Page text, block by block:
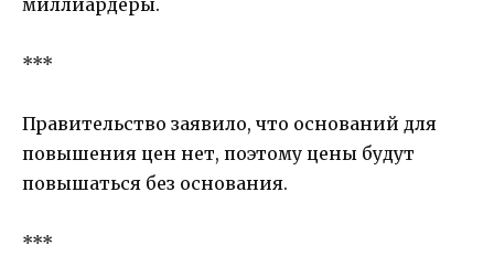
***
Правительство заявило, что оснований для
повышения цен нет, поэтому цены будут
повышаться без основания.
***